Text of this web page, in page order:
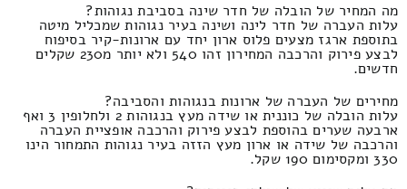
מה המחיר של הובלה של חדר שינה בסביבת נגוהות?
עלות העברה של חדר לינה ושינה בעיר נגוהות שמכליל מיטה
בתוספת ארגז מצעים פלוס ארון יחד עם ארונות-קיר בסיפוח
לבצע פירוק והרכבה המחירון זהו 540 ולא יותר מ230 שקלים
חדשים.
מחירים של העברה של ארונות בנגוהות והסביבה?
עלות הובלה של כוננית או שידה מעץ בנגוהות 2 ולחלופין 3 ואף
ארבעה שערים בהוספת לבצע פירוק והרכבה אופציית העברה
והרכבה של שידה או ארון מעץ הזזה בעיר נגוהות התמחור הינו
330 ומקסימום 190 שקל.